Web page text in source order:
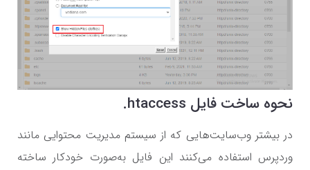
نحوه ساخت فایل htaccess.
در بیشتر وب‌سایت‌هایی که از سیستم مدیریت محتوایی مانند
وردپرس استفاده می‌کنند این فایل به‌صورت خودکار ساخته